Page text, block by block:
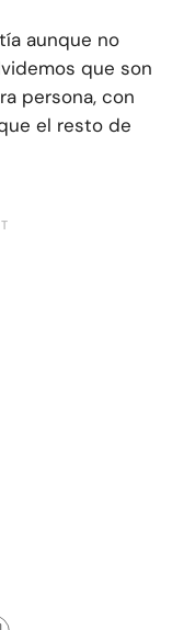
aunque no
que son
persona, con
el resto de